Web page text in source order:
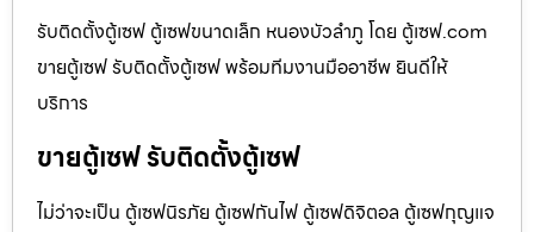
รับติดตั้งตู้เซฟ ตู้เซฟขนาดเล็ก หนองบัวลำภู โดย ตู้เซฟ.com
ขายตู้เซฟ รับติดตั้งตู้เซฟ พร้อมทีมงานมืออาชีพ ยินดีให้
บริการ
ขายตู้เซฟ รับติดตั้งตู้เซฟ
ไม่ว่าจะเป็น ตู้เซฟนิรภัย ตู้เซฟกันไฟ ตู้เซฟดิจิตอล ตู้เซฟกุญแจ